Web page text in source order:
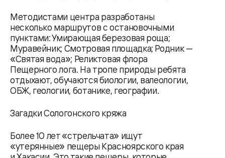
Методистами центра разработаны
несколько маршрутов с остановочными
пунктами: Умирающая березовая роща;
Муравейник; Смотровая площадка; Родник —
«Святая вода»; Реликтовая флора
Пещерного лога. На тропе природы ребята
отдыхают, обучаются биологии, валеологии,
ОБЖ, геологии, ботанике, географии.
Загадки Сологонского кряжа
Более 10 лет «стрельчата» ищут
«утерянные» пещеры Красноярского края